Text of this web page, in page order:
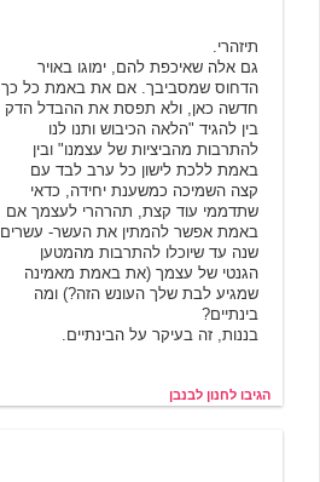
תיזהרי.
גם אלה שאיכפת להם, ימוגו באויר
הדחוס שמסביבך. אם את באמת כל כך
חדשה כאן, ולא תפסת את ההבדל הדק
בין להגיד "הלאה הכיבוש ותנו לנו
להתרבות מהביציות של עצמנו" ובין
באמת ללכת לישון כל ערב לבד עם
קצה השמיכה כמשענת יחידה, כדאי
שתדממי עוד קצת, תהרהרי לעצמך אם
באמת אפשר להמתין את העשר- עשרים
שנה עד שיוכלו להתרבות מהמטען
הגנטי של עצמך (את באמת מאמינה
שמגיע לבת שלך העונש הזה?) ומה
בינתיים?
בננות, זה בעיקר על הבינתיים.
הגיבו לחנון לבנבן